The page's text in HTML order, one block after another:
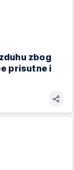
zbog
prisutne i